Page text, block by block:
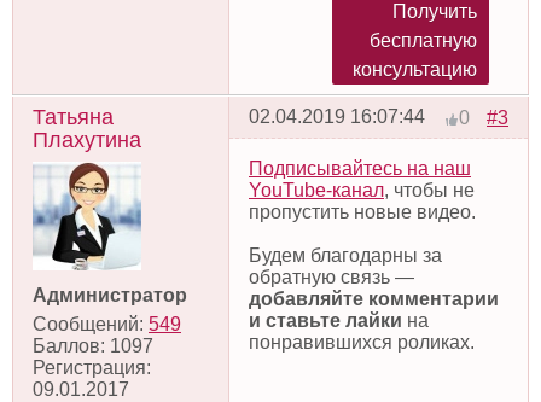
Получить
бесплатную
консультацию
Татьяна
Плахутина
Администратор
Сообщений: 549
Баллов: 1097
Регистрация:
09.01.2017
#3
0
02.04.2019 16:07:44
Подписывайтесь на наш
YouTube-канал, чтобы не
пропустить новые видео.
Будем благодарны за
обратную связь —
добавляйте комментарии
и ставьте лайки на
понравившихся роликах.